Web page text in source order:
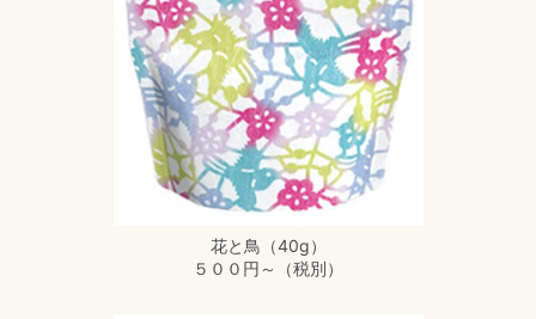
花と鳥（40g）
５００円～（税別）